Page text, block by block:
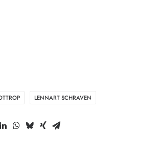
LENNART SCHRAVEN